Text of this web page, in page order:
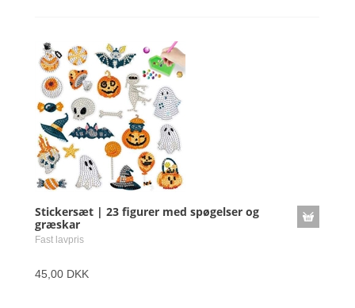
Stickersæt | 23 figurer med spøgelser og
græskar
Fast lavpris
45,00 DKK